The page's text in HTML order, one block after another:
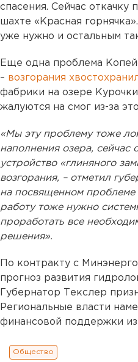
спасения. Сейчас откачку
шахте «Красная
уже нужно и остальным
Еще одна проблема
– возгорания
фабрики на озере
жалуются на смог из-за
«Мы эту проблему тоже
наполнения озера, сейчас
устройство «глиняного
возгорания, – отметил
на посвященном
работу тоже нужно
проработать все
решения».
По контракту с
прогноз развития
Губернатор Текслер
Региональные власти
финансовой поддержки
Общество